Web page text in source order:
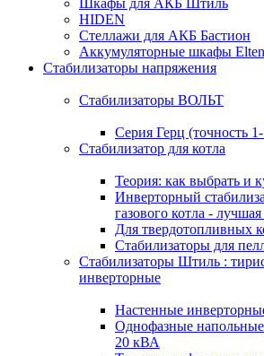
Шкафы для АКБ Штиль
HIDEN
Стеллажи для АКБ Бастион
Аккумуляторные шкафы
Стабилизаторы напряжения
Стабилизаторы ВОЛЬТ
Серия Герц (точность
Стабилизатор для котла
Теория: как выбрать и
Инверторный
газового котла -
Для твердотопливных
Стабилизаторы для
Стабилизаторы Штиль :
инверторные
Настенные
Однофазные
20 кВА